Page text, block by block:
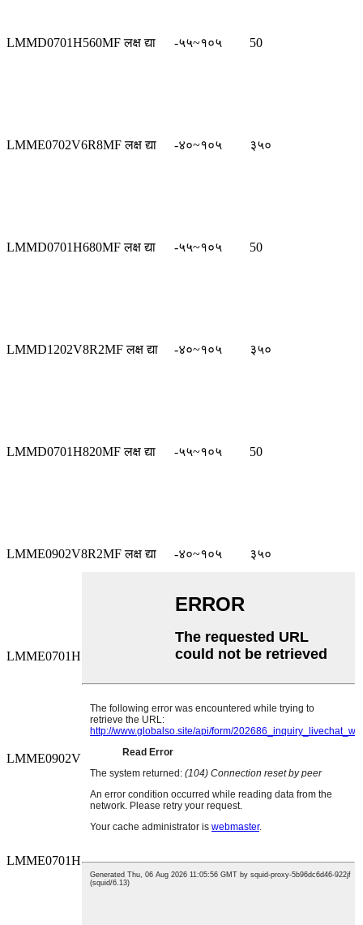
LMMD0701H560MF लक्ष द्या -५५~१०५ 50
LMME0702V6R8MF लक्ष द्या -४०~१०५ ३५०
LMMD0701H680MF लक्ष द्या -५५~१०५ 50
LMMD1202V8R2MF लक्ष द्या -४०~१०५ ३५०
LMMD0701H820MF लक्ष द्या -५५~१०५ 50
LMME0902V8R2MF लक्ष द्या -४०~१०५ ३५०
LMME0701H121MF लक्ष द्या -५५~१०५ 50
LMME0902V100MF लक्ष द्या
LMME0701H151MF लक्ष द्या -५५~१०५ 50